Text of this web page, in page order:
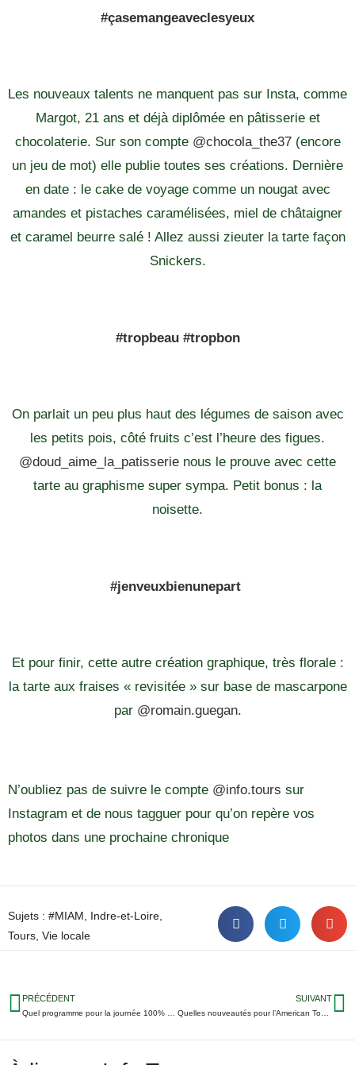
#çasemangeaveclesyeux
Les nouveaux talents ne manquent pas sur Insta, comme
Margot, 21 ans et déjà diplômée en pâtisserie et
chocolaterie. Sur son compte @chocola_the37(encore
un jeu de mot) elle publie toutes ses créations. Dernière
en date : le cake de voyage comme un nougat avec
amandes et pistaches caramélisées, miel de châtaigner
et caramel beurre salé ! Allez aussi zieuter la tarte façon
Snickers.
#tropbeau #tropbon
On parlait un peu plus haut des légumes de saison avec
les petits pois, côté fruits c’est l’heure des figues.
@doud_aime_la_patisserie nous le prouve avec cette
tarte au graphisme super sympa. Petit bonus : la
noisette.
#jenveuxbienunepart
Et pour finir, cette autre création graphique, très florale :
la tarte aux fraises « revisitée » sur base de mascarpone
par @romain.guegan.
N’oubliez pas de suivre le compte @info.tours sur
Instagram et de nous tagguer pour qu’on repère vos
photos dans une prochaine chronique
Sujets : #MIAM Indre-et-Loire
Tours Vie locale
PRÉCÉDENT SUIVANT
Quelles nouveautés pour l’American Tours Festival 2019 ?